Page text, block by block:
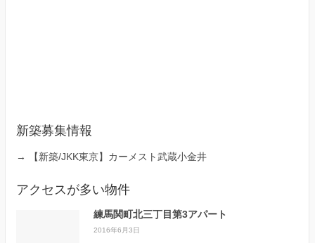
新築募集情報
→ 【新築/JKK東京】カーメスト武蔵小金井
アクセスが多い物件
練馬関町北三丁目第3アパート
2016年6月3日